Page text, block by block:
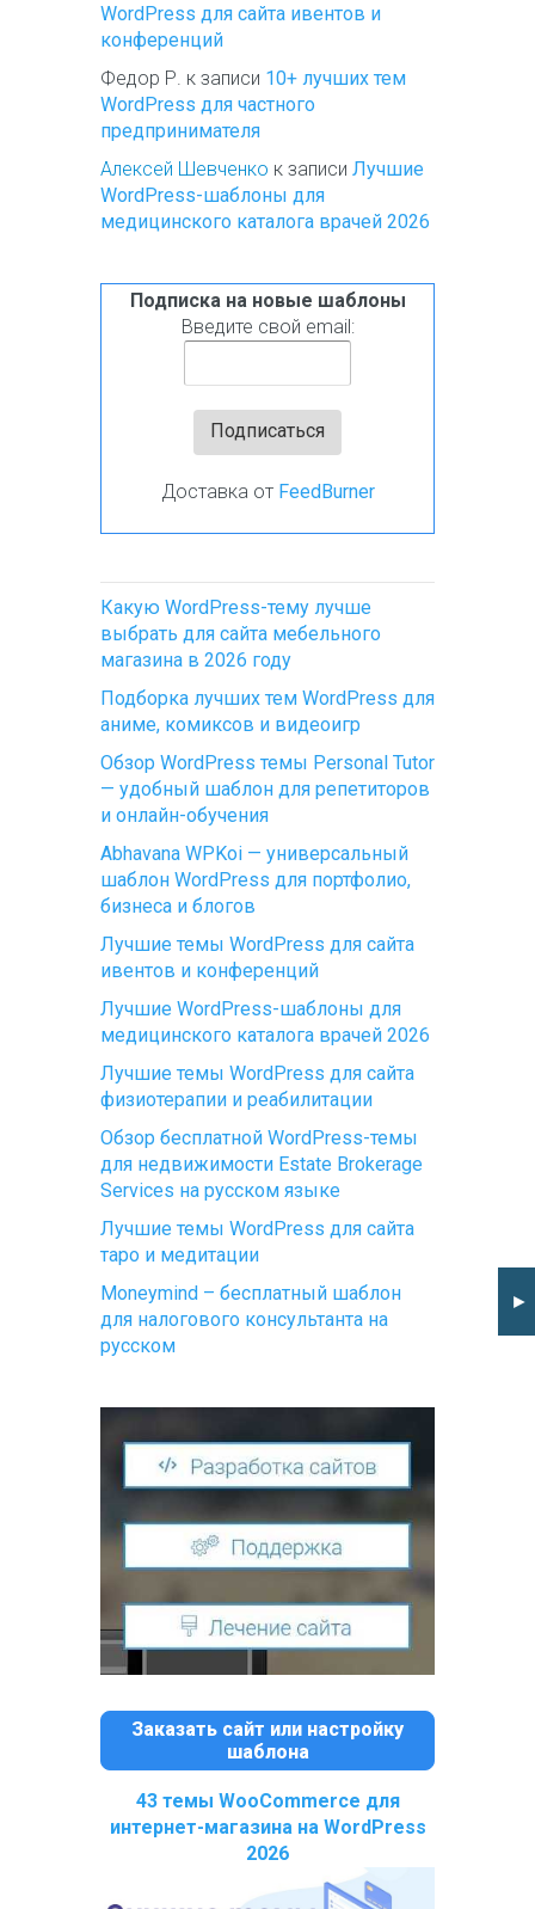
WordPress для сайта ивентов и
конференций
Федор Р. к записи 10+ лучших тем
WordPress для частного
предпринимателя
Алексей Шевченко к записи Лучшие
WordPress-шаблоны для
медицинского каталога врачей 2026
Подписка на новые шаблоны
Введите свой email:
Доставка от FeedBurner
Какую WordPress-тему лучше
выбрать для сайта мебельного
магазина в 2026 году
Подборка лучших тем WordPress для
аниме, комиксов и видеоигр
Обзор WordPress темы Personal Tutor
— удобный шаблон для репетиторов
и онлайн-обучения
Abhavana WPKoi — универсальный
шаблон WordPress для портфолио,
бизнеса и блогов
Лучшие темы WordPress для сайта
ивентов и конференций
Лучшие WordPress-шаблоны для
медицинского каталога врачей 2026
Лучшие темы WordPress для сайта
физиотерапии и реабилитации
Обзор бесплатной WordPress-темы
для недвижимости Estate Brokerage
Services на русском языке
Лучшие темы WordPress для сайта
таро и медитации
Moneymind – бесплатный шаблон
для налогового консультанта на
русском
Заказать сайт или настройку
шаблона
43 темы WooCommerce для
интернет-магазина на WordPress
2026
►